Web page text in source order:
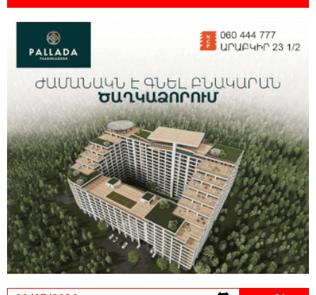
Կաթողիկոսի դատական նիստը
20:44:49 6-08-2026
ՆԳՆ-ն՝ աղբակույտի տակ մնացած
քաղաքացու մահվան մասին
20:42:28 6-08-2026
«Համահայկական ճակատ» շարժումը
զորակցություն է հայտնում Ամենայն Հայոց
Կաթողիկոսին
20:26:38 6-08-2026
Ավտովթար՝ Կոտայքի մարզում. Զովունի-
Եղվարդ ճանապարհին բախվել են «Alfa